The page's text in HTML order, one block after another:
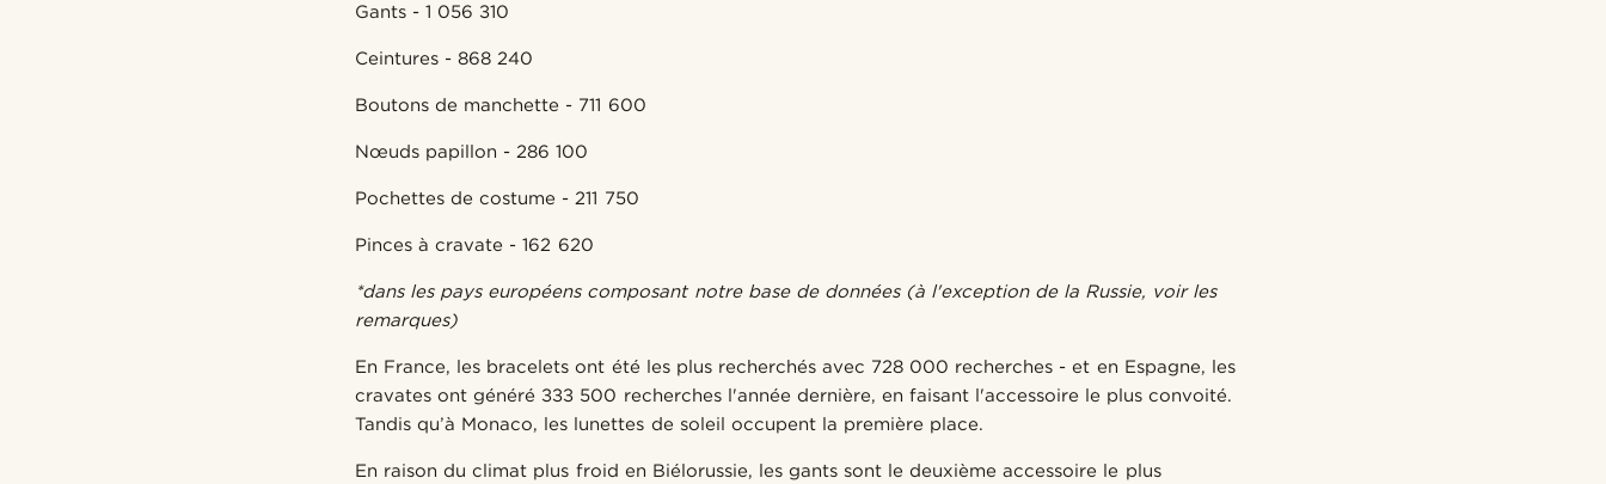
Gants - 1 056 310
Ceintures - 868 240
Boutons de manchette - 711 600
Nœuds papillon - 286 100
Pochettes de costume - 211 750
Pinces à cravate - 162 620
*dans les pays européens composant notre base de données (à l'exception de la Russie, voir les
remarques)
En France, les bracelets ont été les plus recherchés avec 728 000 recherches - et en Espagne, les
cravates ont généré 333 500 recherches l'année dernière, en faisant l'accessoire le plus convoité.
Tandis qu’à Monaco, les lunettes de soleil occupent la première place.
En raison du climat plus froid en Biélorussie, les gants sont le deuxième accessoire le plus